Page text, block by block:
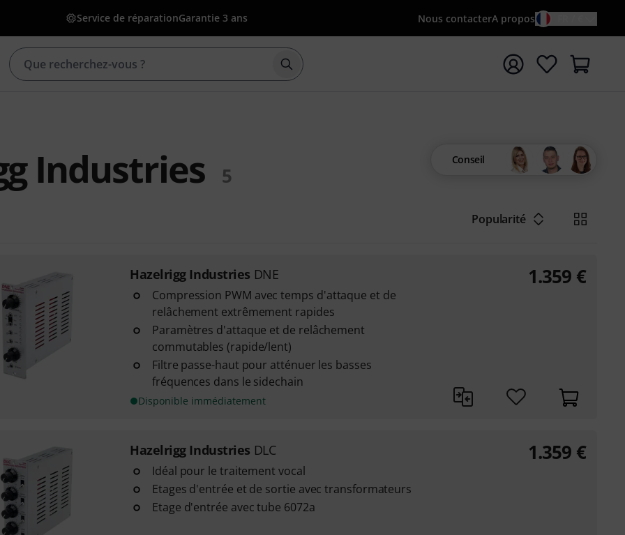
Service de réparationGarantie 3 ans Nous contacterA propos
Démarrer la recherche avec le terme de recherche
Industries 5
Conseil
Popularité
Hazelrigg Industries DNE
Compression PWM avec temps d'attaque et de
relâchement extrêmement rapides
Paramètres d'attaque et de relâchement
commutables (rapide/lent)
Filtre passe-haut pour atténuer les basses
fréquences dans le sidechain
Disponible immédiatement
1.359 €
Hazelrigg Industries DLC
Idéal pour le traitement vocal
Etages d'entrée et de sortie avec transformateurs
Etage d'entrée avec tube 6072a
1.359 €